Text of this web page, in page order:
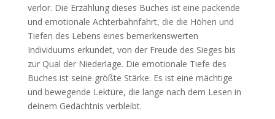
verlor. Die Erzählung dieses Buches ist eine packende
und emotionale Achterbahnfahrt, die die Höhen und
Tiefen des Lebens eines bemerkenswerten
Individuums erkundet, von der Freude des Sieges bis
zur Qual der Niederlage. Die emotionale Tiefe des
Buches ist seine größte Stärke. Es ist eine mächtige
und bewegende Lektüre, die lange nach dem Lesen in
deinem Gedächtnis verbleibt.